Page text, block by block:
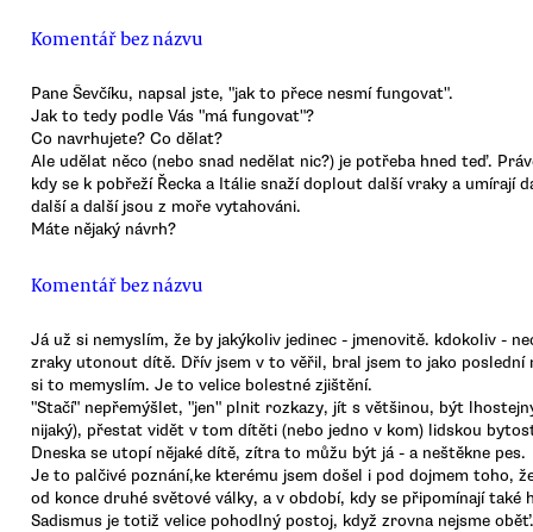
Komentář bez názvu
Pane Ševčíku, napsal jste, "jak to přece nesmí fungovat".
Jak to tedy podle Vás "má fungovat"?
Co navrhujete? Co dělat?
Ale udělat něco (nebo snad nedělat nic?) je potřeba hned teď.
kdy se k pobřeží Řecka a Itálie snaží doplout další vraky a umírají
další a další jsou z moře vytahováni.
Máte nějaký návrh?
Komentář bez názvu
Já už si nemyslím, že by jakýkoliv jedinec - jmenovitě. kdokoliv -
zraky utonout dítě. Dřív jsem v to věřil, bral jsem to jako poslední
si to memyslím. Je to velice bolestné zjištění.
"Stačí" nepřemýšlet, "jen" plnit rozkazy, jít s většinou, být
nijaký), přestat vidět v tom dítěti (nebo jedno v kom) lidskou
Dneska se utopí nějaké dítě, zítra to můžu být já - a neštěkne pes.
Je to palčivé poznání,ke kterému jsem došel i pod dojmem toho,
od konce druhé světové války, a v období, kdy se připomínají také
Sadismus je totiž velice pohodlný postoj, když zrovna nejsme oběť.